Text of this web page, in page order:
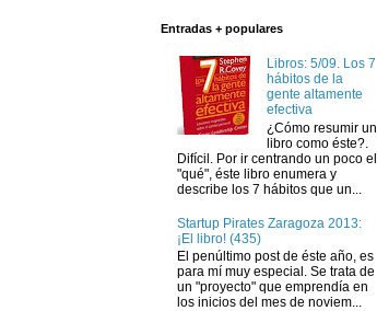
Entradas + populares
Libros: 5/09. Los 7
hábitos de la
gente altamente
efectiva
¿Cómo resumir un
libro como éste?.
Difícil. Por ir centrando un poco el
"qué", éste libro enumera y
describe los 7 hábitos que un...
Startup Pirates Zaragoza 2013:
¡El libro! (435)
El penúltimo post de éste año, es
para mí muy especial. Se trata de
un "proyecto" que emprendía en
los inicios del mes de noviem...